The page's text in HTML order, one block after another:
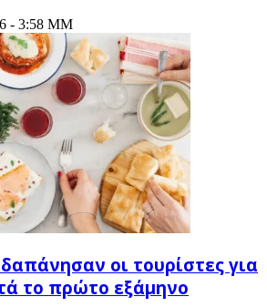
- 3:58 ΜΜ
οι τουρίστες για
το πρώτο εξάμηνο